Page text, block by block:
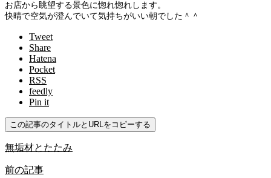
お店から眺望する景色に惚れ惚れします。
快晴で空気が澄んでいて気持ちがいい朝でした＾＾
Tweet
Share
Hatena
Pocket
RSS
feedly
Pin it
この記事のタイトルとURLをコピーする
無垢材とたたみ
前の記事